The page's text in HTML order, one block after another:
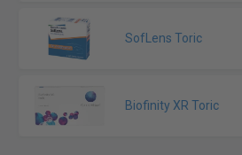
SofLens Toric
Biofinity XR Toric